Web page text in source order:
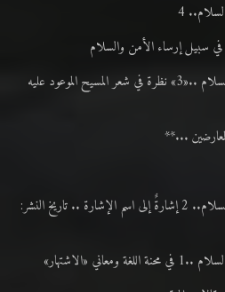
4
سبيل إرساء الأمن والسلام
رأيٌ في لغة المسيح الموعود عليه السلام ..«3» نظرة في شعر المسيح الموعود عليه
...**
رأي في لغة المسيح الموعود عليه السلام.. 2 إشارةٌ إلى اسم الإشارة .. تاريخ النشر:
«الاشتهار»